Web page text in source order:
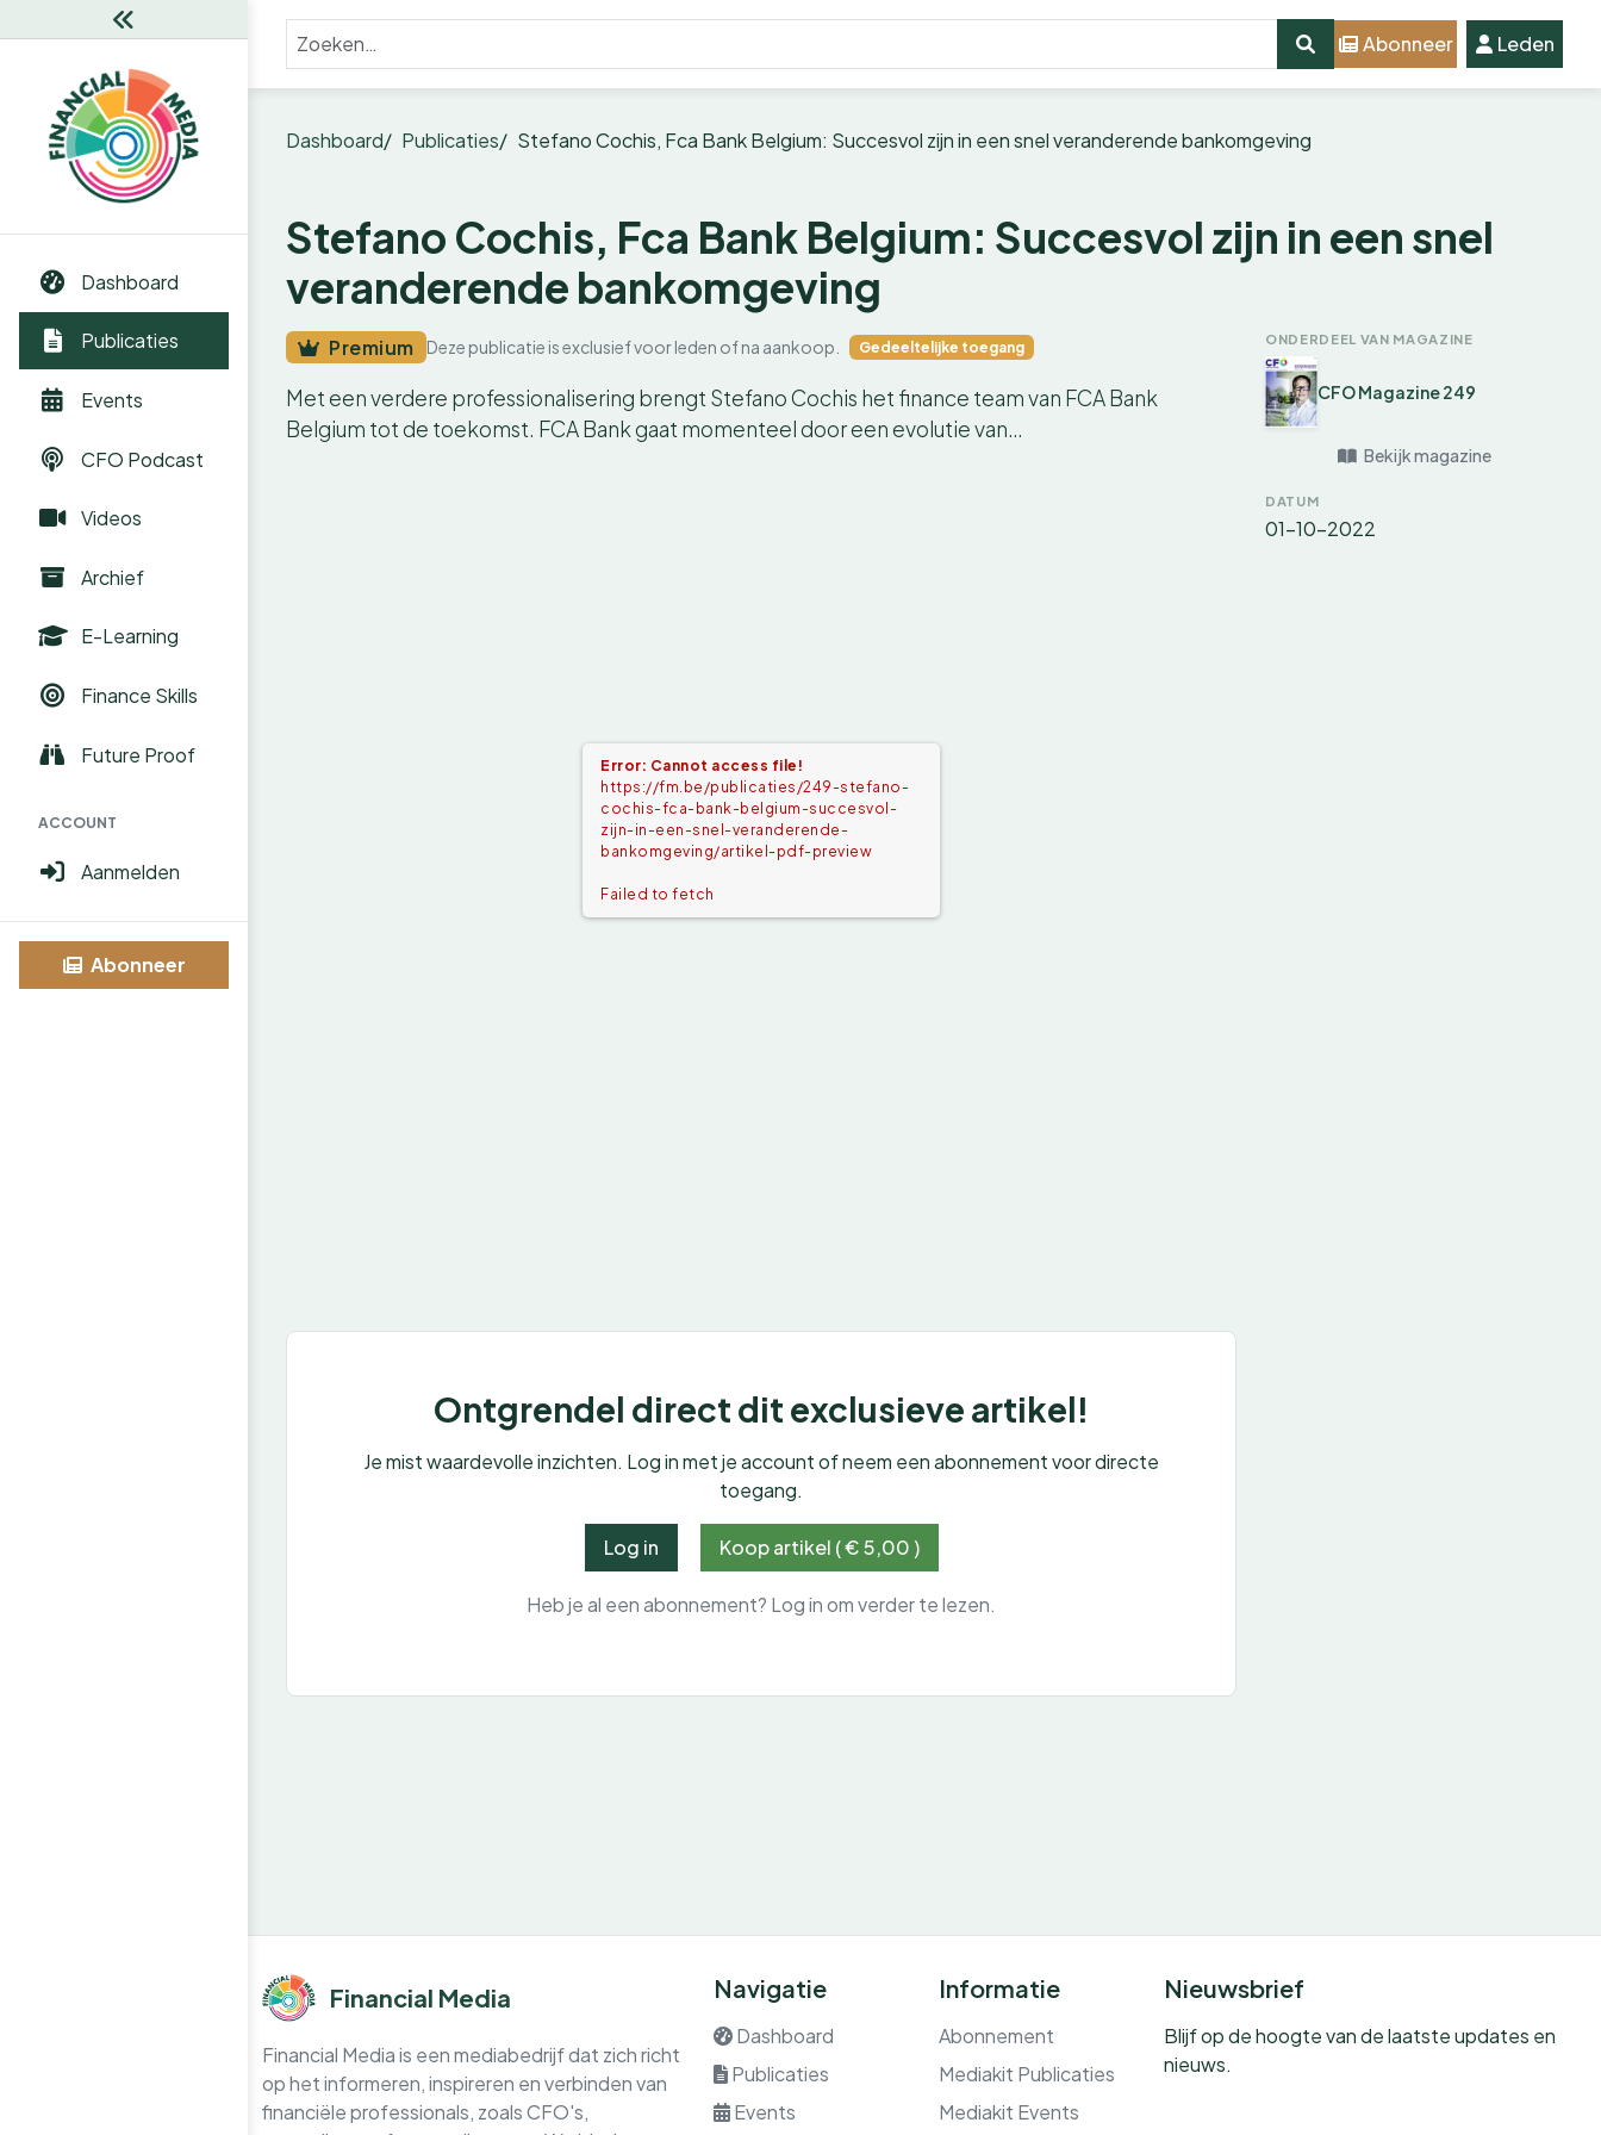
Dashboard
Publicaties
Events
CFO Podcast
Videos
Archief
E-Learning
Finance Skills
Future Proof
ACCOUNT
Aanmelden
Abonneer
Abonneer Leden
Dashboard Publicaties Stefano Cochis, Fca Bank Belgium: Succesvol zijn in een snel veranderende bankomgeving
Stefano Cochis, Fca Bank Belgium: Succesvol zijn in een snel
veranderende bankomgeving
Premium Deze publicatie is exclusief voor leden of na aankoop. Gedeeltelijke toegang
Met een verdere professionalisering brengt Stefano Cochis het finance team van FCA Bank
Belgium tot de toekomst. FCA Bank gaat momenteel door een evolutie van…
Error: Cannot access file!
https://fm.be/publicaties/249-stefano-
cochis-fca-bank-belgium-succesvol-
zijn-in-een-snel-veranderende-
bankomgeving/artikel-pdf-preview
Failed to fetch
Ontgrendel direct dit exclusieve artikel!
Je mist waardevolle inzichten. Log in met je account of neem een abonnement voor directe
toegang.
Log in Koop artikel ( € 5,00 )
Heb je al een abonnement? Log in om verder te lezen.
ONDERDEEL VAN MAGAZINE
CFO Magazine 249
Bekijk magazine
DATUM
01-10-2022
Financial Media
Financial Media is een mediabedrijf dat zich richt
op het informeren, inspireren en verbinden van
financiële professionals, zoals CFO's,
Navigatie
Dashboard
Publicaties
Events
Informatie
Abonnement
Mediakit Publicaties
Mediakit Events
Nieuwsbrief
Blijf op de hoogte van de laatste updates en
nieuws.